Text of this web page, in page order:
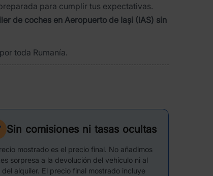
para cumplir tus expectativas.
de coches en Aeropuerto de Iași (IAS) sin
toda Rumanía.
Sin comisiones ni tasas ocultas
mostrado es el precio final. No añadimos
sorpresa a la devolución del vehículo ni al
del alquiler. El precio final mostrado incluye